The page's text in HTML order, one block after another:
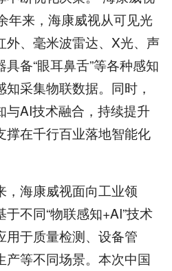
年来，海康威视从可见光
外、毫米波雷达、X光、声
备“眼耳鼻舌”等各种感知
采集物联数据。同时，
与AI技术融合，持续提升
撑在千行百业落地智能化
海康威视面向工业领
不同“物联感知+AI”技术
用于质量检测、设备管
等不同场景。本次中国